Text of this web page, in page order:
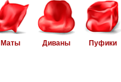
Маты Диваны Пуфики